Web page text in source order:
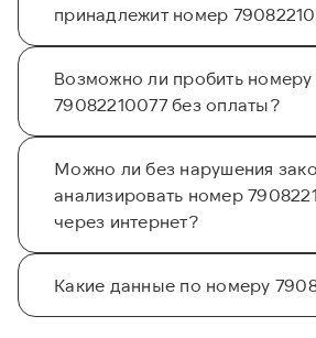
принадлежит номер
Возможно ли пробить номеру
79082210077 без оплаты?
Можно ли без нарушения
анализировать номер
через интернет?
Какие данные по номеру